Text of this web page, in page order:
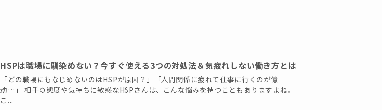
HSPは職場に馴染めない？今すぐ使える3つの対処法＆気疲れしない働き方とは
「どの職場にもなじめないのはHSPが原因？」「人間関係に疲れて仕事に行くのが億
劫…」 相手の態度や気持ちに敏感なHSPさんは、こんな悩みを持つこともありますよね。
こ...